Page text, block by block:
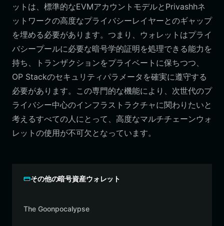
ットは、標準的なEVMアカウントモデルとPrivashhネ
ットワークの高度なプライバシーレイヤーとのギャップ
を埋める必要があります。つまり、ウォレットはプライ
バシープールに必要な暗号学的証明を処理できる能力を
持ち、トランザクションをプライベートに保ちつつ、
OP Stackのセキュリティパラメータを確実に遵守する
必要があります。この専門的な機能により、次世代のプ
ライバシー中心のインフラストラクチャに関わりたいと
考えるすべての人にとって、高度なマルチチェーンウォ
レットの使用が不可欠となっています。
その他の暗号資産ウォレット
The Goonpocalypse